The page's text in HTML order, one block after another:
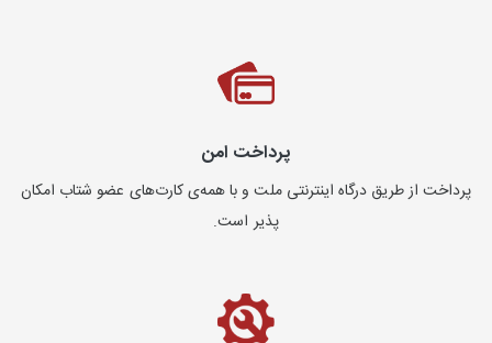
پرداخت امن
پرداخت از طریق درگاه اینترنتی ملت و با همه‌ی کارت‌های عضو شتاب امکان
پذیر است.